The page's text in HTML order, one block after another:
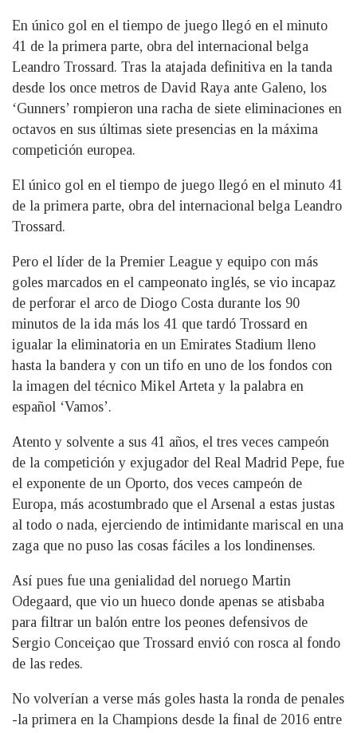
En único gol en el tiempo de juego llegó en el minuto
41 de la primera parte, obra del internacional belga
Leandro Trossard. Tras la atajada definitiva en la tanda
desde los once metros de David Raya ante Galeno, los
‘Gunners’ rompieron una racha de siete eliminaciones en
octavos en sus últimas siete presencias en la máxima
competición europea.
El único gol en el tiempo de juego llegó en el minuto 41
de la primera parte, obra del internacional belga Leandro
Trossard.
Pero el líder de la Premier League y equipo con más
goles marcados en el campeonato inglés, se vio incapaz
de perforar el arco de Diogo Costa durante los 90
minutos de la ida más los 41 que tardó Trossard en
igualar la eliminatoria en un Emirates Stadium lleno
hasta la bandera y con un tifo en uno de los fondos con
la imagen del técnico Mikel Arteta y la palabra en
español ‘Vamos’.
Atento y solvente a sus 41 años, el tres veces campeón
de la competición y exjugador del Real Madrid Pepe, fue
el exponente de un Oporto, dos veces campeón de
Europa, más acostumbrado que el Arsenal a estas justas
al todo o nada, ejerciendo de intimidante mariscal en una
zaga que no puso las cosas fáciles a los londinenses.
Así pues fue una genialidad del noruego Martin
Odegaard, que vio un hueco donde apenas se atisbaba
para filtrar un balón entre los peones defensivos de
Sergio Conceiçao que Trossard envió con rosca al fondo
de las redes.
No volverían a verse más goles hasta la ronda de penales
-la primera en la Champions desde la final de 2016 entre